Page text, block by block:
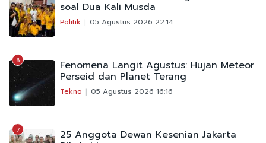
soal Dua Kali Musda
Politik 05 Agustus 2026 22:14
6 Fenomena Langit Agustus: Hujan Meteor
Perseid dan Planet Terang
Tekno 05 Agustus 2026 16:16
7 25 Anggota Dewan Kesenian Jakarta